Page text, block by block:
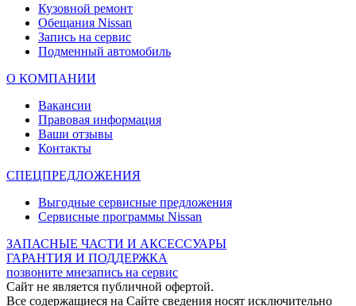
Кузовной ремонт
Обещания Nissan
Запись на сервис
Подменный автомобиль
О КОМПАНИИ
Вакансии
Правовая информация
Ваши отзывы
Контакты
СПЕЦПРЕДЛОЖЕНИЯ
Выгодные сервисные предложения
Сервисные программы Nissan
ЗАПАСНЫЕ ЧАСТИ И АКСЕССУАРЫ
ГАРАНТИЯ И ПОДДЕРЖКА
позвоните мнезапись на сервис
Cайт не является публичной офертой.
Все содержащиеся на Сайте сведения носят исключительно